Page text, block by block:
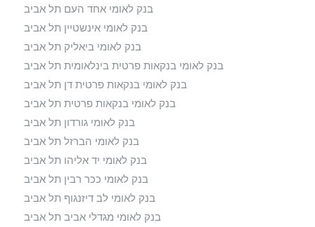
בנק לאומי אחד העם תל אביב
בנק לאומי אינשטיין תל אביב
בנק לאומי ביאליק תל אביב
בנק לאומי בנקאות פרטית בינלאומית תל אביב
בנק לאומי בנקאות פרטית דן תל אביב
בנק לאומי בנקאות פרטית תל אביב
בנק לאומי גורדון תל אביב
בנק לאומי הברזל תל אביב
בנק לאומי יד אליהו תל אביב
בנק לאומי ככר רבין תל אביב
בנק לאומי לב דיזנגוף תל אביב
בנק לאומי מגדלי אביב תל אביב